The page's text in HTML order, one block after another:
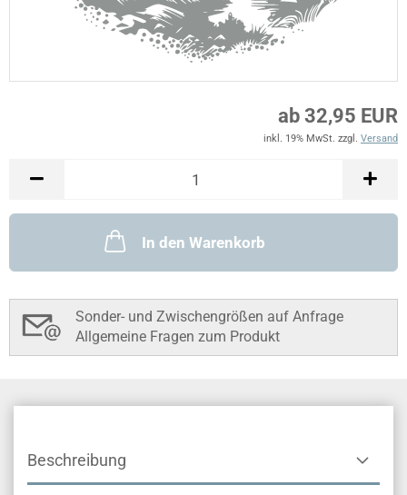
ab 32,95 EUR
inkl. 19% MwSt. zzgl. Versand
In den Warenkorb
Sonder- und Zwischengrößen auf Anfrage
Allgemeine Fragen zum Produkt
Beschreibung